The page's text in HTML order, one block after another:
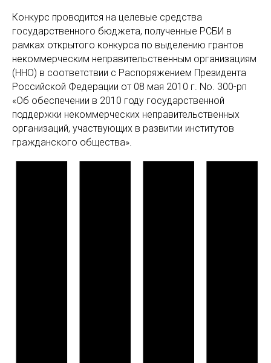
Конкурс проводится на целевые средства
государственного бюджета, полученные РСБИ в
рамках открытого конкурса по выделению грантов
некоммерческим неправительственным организациям
(ННО) в соответствии с Распоряжением Президента
Российской Федерации от 08 мая 2010 г. No. 300-рп
«Об обеспечении в 2010 году государственной
поддержки некоммерческих неправительственных
организаций, участвующих в развитии институтов
гражданского общества».